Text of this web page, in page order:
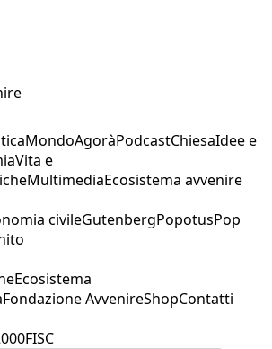
MondoAgoràPodcastChiesaIdee e
Vita e
MultimediaEcosistema avvenire
civileGutenbergPopotusPop
Ecosistema
Fondazione AvvenireShopContatti
FISC